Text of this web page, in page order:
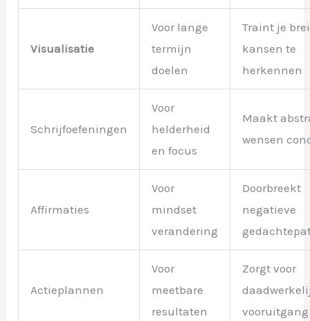
Visualisatie
Voor lange
termijn
doelen
Traint je
kansen te
herkennen
Schrijfoefeningen
Voor
helderheid
en focus
Maakt
wensen
Affirmaties
Voor
mindset
verandering
Doorbreekt
negatieve
Actieplannen
Voor
meetbare
resultaten
Zorgt voor
vooruitgang